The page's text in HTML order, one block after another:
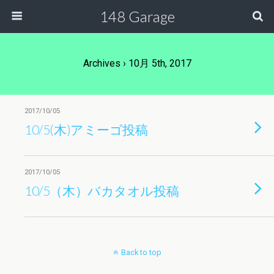
148 Garage
Archives › 10月 5th, 2017
2017/10/05
10/5(木)アミーゴ投稿
2017/10/05
10/5（木）バカタオル投稿
Back to top